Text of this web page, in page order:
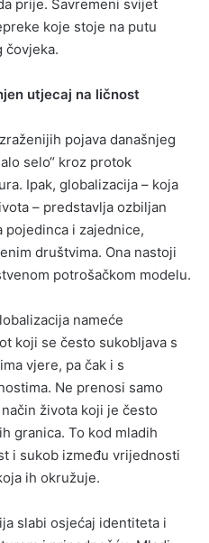
prije. Savremeni svijet
koje stoje na putu
čovjeka.
utjecaj na ličnost
pojava današnjeg
selo“ kroz protok
Ipak, globalizacija – koja
– predstavlja ozbiljan
pojedinca i zajednice,
društvima. Ona nastoji
potrošačkom modelu.
nameće
koji se često sukobljava s
vjere, pa čak i s
Ne prenosi samo
života koji je često
granica. To kod mladih
i sukob između vrijednosti
ih okružuje.
slabi osjećaj identiteta i